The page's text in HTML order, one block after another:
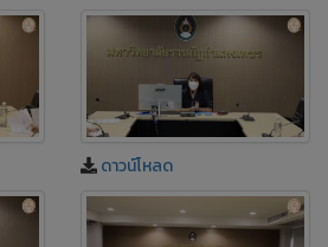
ดาวน์โหลด